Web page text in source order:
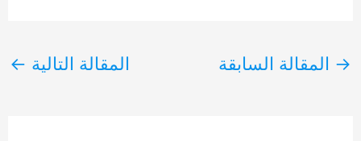
→ المقالة السابقة المقالة التالية ←